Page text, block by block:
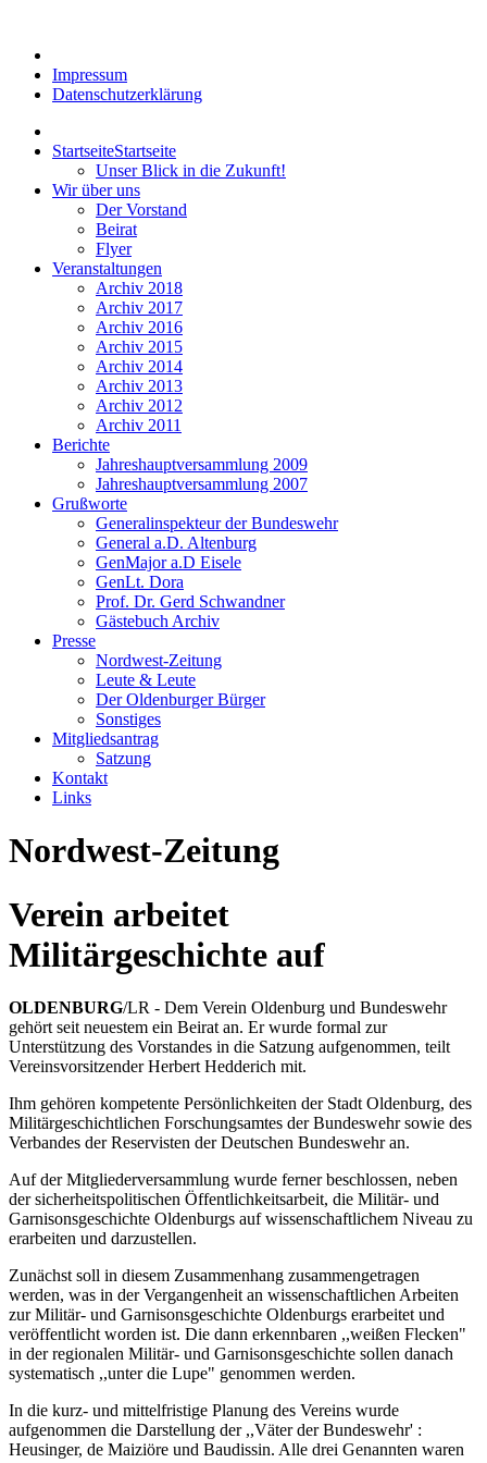
Impressum
Datenschutzerklärung
StartseiteStartseite
Unser Blick in die Zukunft!
Wir über uns
Der Vorstand
Beirat
Flyer
Veranstaltungen
Archiv 2018
Archiv 2017
Archiv 2016
Archiv 2015
Archiv 2014
Archiv 2013
Archiv 2012
Archiv 2011
Berichte
Jahreshauptversammlung 2009
Jahreshauptversammlung 2007
Grußworte
Generalinspekteur der Bundeswehr
General a.D. Altenburg
GenMajor a.D Eisele
GenLt. Dora
Prof. Dr. Gerd Schwandner
Gästebuch Archiv
Presse
Nordwest-Zeitung
Leute & Leute
Der Oldenburger Bürger
Sonstiges
Mitgliedsantrag
Satzung
Kontakt
Links
Nordwest-Zeitung
Verein arbeitet
Militärgeschichte auf
OLDENBURG/LR - Dem Verein Oldenburg und Bundeswehr
gehört seit neuestem ein Beirat an. Er wurde formal zur
Unterstützung des Vorstandes in die Satzung aufgenommen, teilt
Vereinsvorsitzender Herbert Hedderich mit.
Ihm gehören kompetente Persönlichkeiten der Stadt Oldenburg, des
Militärgeschichtlichen Forschungsamtes der Bundeswehr sowie des
Verbandes der Reservisten der Deutschen Bundeswehr an.
Auf der Mitgliederversammlung wurde ferner beschlossen, neben
der sicherheitspolitischen Öffentlichkeitsarbeit, die Militär- und
Garnisonsgeschichte Oldenburgs auf wissenschaftlichem Niveau zu
erarbeiten und darzustellen.
Zunächst soll in diesem Zusammenhang zusammengetragen
werden, was in der Vergangenheit an wissenschaftlichen Arbeiten
zur Militär- und Garnisonsgeschichte Oldenburgs erarbeitet und
veröffentlicht worden ist. Die dann erkennbaren ,,weißen Flecken"
in der regionalen Militär- und Garnisonsgeschichte sollen danach
systematisch ,,unter die Lupe" genommen werden.
In die kurz- und mittelfristige Planung des Vereins wurde
aufgenommen die Darstellung der ,,Väter der Bundeswehr' :
Heusinger, de Maiziöre und Baudissin. Alle drei Genannten waren